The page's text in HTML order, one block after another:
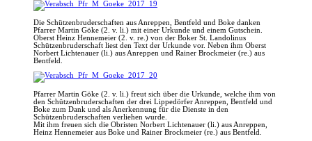
Die Schützenbruderschaften aus Anreppen, Bentfeld und Boke danken
Pfarrer Martin Göke (2. v. li.) mit einer Urkunde und einem Gutschein.
Oberst Heinz Hennemeier (2. v. re.) von der Boker St. Landolinus
Schützenbruderschaft liest den Text der Urkunde vor. Neben ihm Oberst
Norbert Lichtenauer (li.) aus Anreppen und Rainer Brockmeier (re.) aus
Bentfeld.
Pfarrer Martin Göke (2. v. li.) freut sich über die Urkunde, welche ihm von
den Schützenbruderschaften der drei Lippedörfer Anreppen, Bentfeld und
Boke zum Dank und als Anerkennung für die Dienste in den
Schützenbruderschaften verliehen wurde.
Mit ihm freuen sich die Obristen Norbert Lichtenauer (li.) aus Anreppen,
Heinz Hennemeier aus Boke und Rainer Brockmeier (re.) aus Bentfeld.